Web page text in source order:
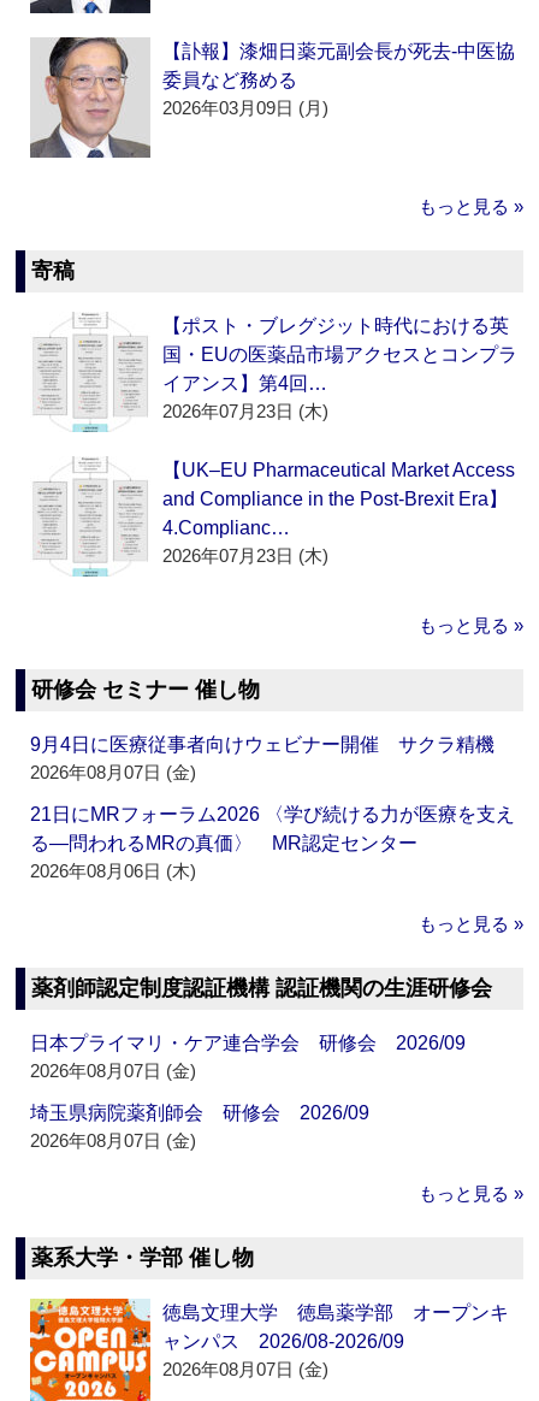
【訃報】漆畑日薬元副会長が死去‐中医協
委員など務める
2026年03月09日 (月)
もっと見る »
寄稿
【ポスト・ブレグジット時代における英
国・EUの医薬品市場アクセスとコンプラ
イアンス】第4回…
2026年07月23日 (木)
【UK–EU Pharmaceutical Market Access
and Compliance in the Post-Brexit Era】
4.Complianc…
2026年07月23日 (木)
もっと見る »
研修会 セミナー 催し物
9月4日に医療従事者向けウェビナー開催 サクラ精機
2026年08月07日 (金)
21日にMRフォーラム2026 〈学び続ける力が医療を支え
る―問われるMRの真価〉 MR認定センター
2026年08月06日 (木)
もっと見る »
薬剤師認定制度認証機構 認証機関の生涯研修会
日本プライマリ・ケア連合学会 研修会 2026/09
2026年08月07日 (金)
埼玉県病院薬剤師会 研修会 2026/09
2026年08月07日 (金)
もっと見る »
薬系大学・学部 催し物
徳島文理大学 徳島薬学部 オープンキ
ャンパス 2026/08-2026/09
2026年08月07日 (金)